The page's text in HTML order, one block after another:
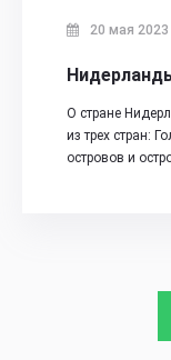
20 мая 2023
О стране
из трех стран:
островов и